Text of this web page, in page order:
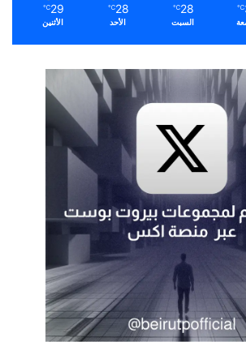
℃
28
℃
السبت
28
℃
الأحد
29
℃
الأثنين